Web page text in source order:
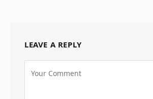
LEAVE A REPLY